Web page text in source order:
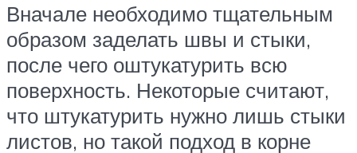
Вначале необходимо тщательным
образом заделать швы и стыки,
после чего оштукатурить всю
поверхность. Некоторые считают,
что штукатурить нужно лишь стыки
листов, но такой подход в корне